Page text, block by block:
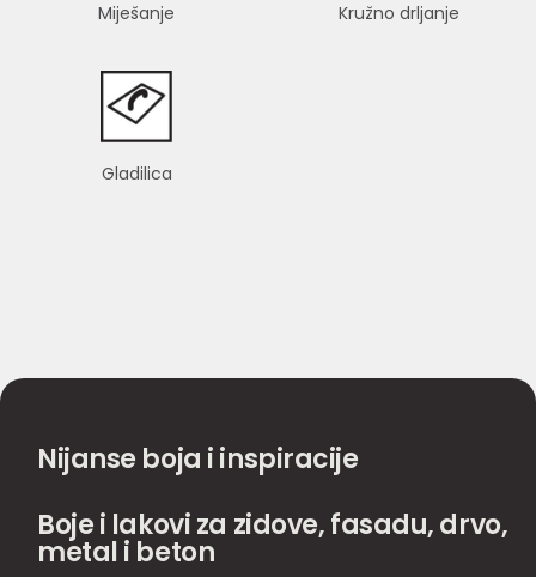
Miješanje Kružno drljanje
Gladilica
Nijanse boja i inspiracije
Boje i lakovi za zidove, fasadu, drvo,
metal i beton